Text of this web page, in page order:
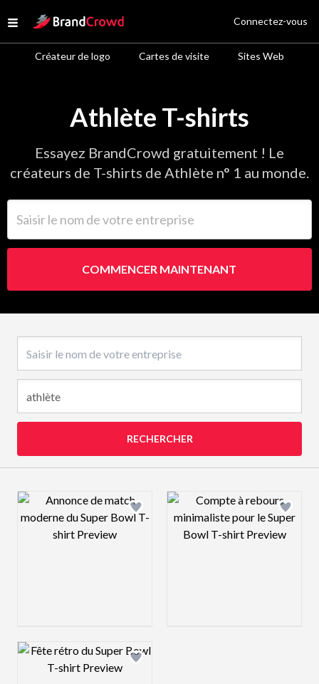
Open menu
Site Logo
Créateur de logo Cartes de visite Sites Web
Connectez-vous
Athlète T-shirts
Essayez BrandCrowd gratuitement ! Le
créateurs de T-shirts de Athlète n° 1 au monde.
COMMENCER MAINTENANT
RECHERCHER
Design preview image Design preview
Design preview image